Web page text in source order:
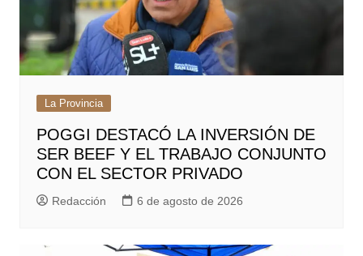
La Provincia
POGGI DESTACÓ LA INVERSIÓN DE
SER BEEF Y EL TRABAJO CONJUNTO
CON EL SECTOR PRIVADO
Redacción 6 de agosto de 2026